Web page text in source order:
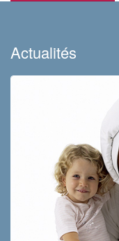
Actualités